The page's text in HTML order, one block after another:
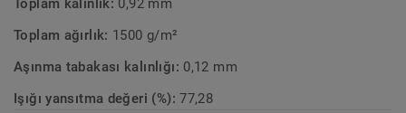
Toplam kalınlık: 0,92 mm
Toplam ağırlık: 1500 g/m²
Aşınma tabakası kalınlığı: 0,12 mm
Işığı yansıtma değeri (%):77,28